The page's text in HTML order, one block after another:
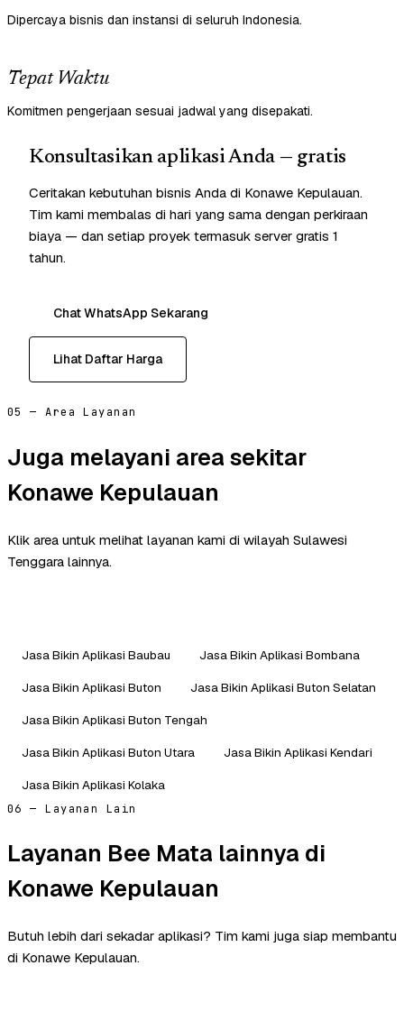
Dipercaya bisnis dan instansi di seluruh Indonesia.
Tepat Waktu
Komitmen pengerjaan sesuai jadwal yang disepakati.
Konsultasikan aplikasi Anda — gratis
Ceritakan kebutuhan bisnis Anda di Konawe Kepulauan.
Tim kami membalas di hari yang sama dengan perkiraan
biaya — dan setiap proyek termasuk server gratis 1
tahun.
Chat WhatsApp Sekarang
Lihat Daftar Harga
05 — Area Layanan
Juga melayani area sekitar
Konawe Kepulauan
Klik area untuk melihat layanan kami di wilayah Sulawesi
Tenggara lainnya.
Jasa Bikin Aplikasi Baubau
Jasa Bikin Aplikasi Bombana
Jasa Bikin Aplikasi Buton
Jasa Bikin Aplikasi Buton Selatan
Jasa Bikin Aplikasi Buton Tengah
Jasa Bikin Aplikasi Buton Utara
Jasa Bikin Aplikasi Kendari
Jasa Bikin Aplikasi Kolaka
06 — Layanan Lain
Layanan Bee Mata lainnya di
Konawe Kepulauan
Butuh lebih dari sekadar aplikasi? Tim kami juga siap membantu
di Konawe Kepulauan.